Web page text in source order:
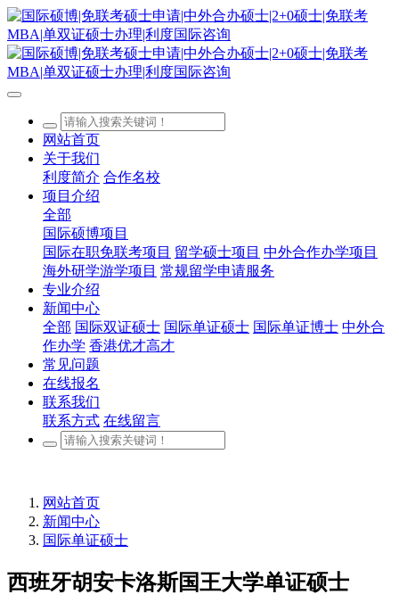
网站首页
关于我们
利度简介 合作名校
项目介绍
全部
国际硕博项目
国际在职免联考项目 留学硕士项目 中外合作办学项目
海外研学游学项目 常规留学申请服务
专业介绍
新闻中心
全部 国际双证硕士 国际单证硕士 国际单证博士 中外合
作办学 香港优才高才
常见问题
在线报名
联系我们
联系方式 在线留言
网站首页
新闻中心
国际单证硕士
西班牙胡安卡洛斯国王大学单证硕士